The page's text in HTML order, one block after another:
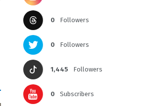
0 Followers
0 Followers
1,445 Followers
0 Subscribers